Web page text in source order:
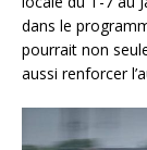
dans le
pourrait non
aussi renforcer